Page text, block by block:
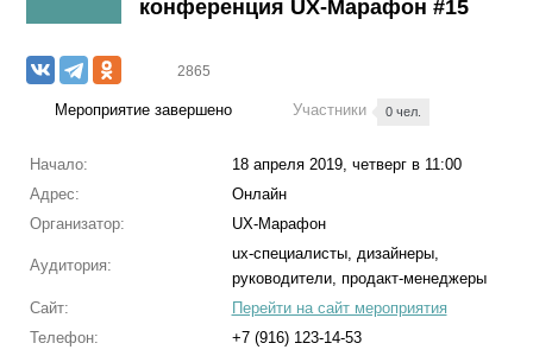
конференция UX-Марафон #15
2865
Мероприятие завершено Участники 0 чел.
Начало:
18 апреля 2019, четверг в 11:00
Адрес:
Онлайн
Организатор:
UX-Марафон
Аудитория:
ux-специалисты, дизайнеры,
руководители, продакт-менеджеры
Сайт:
Перейти на сайт мероприятия
Телефон:
+7 (916) 123-14-53